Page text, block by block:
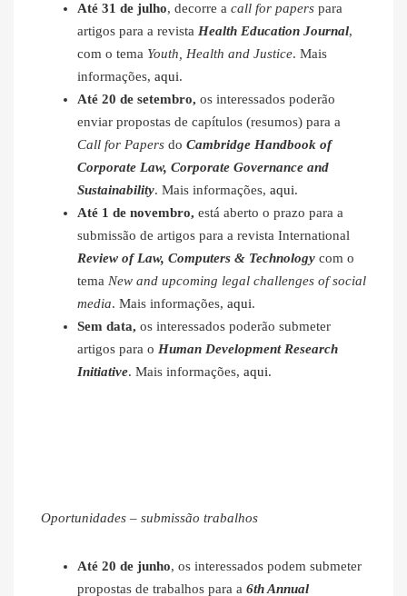
Até 31 de julho, decorre a call for papers para
artigos para a revista Health Education Journal,
com o tema Youth, Health and Justice. Mais
informações, aqui.
Até 20 de setembro, os interessados poderão
enviar propostas de capítulos (resumos) para a
Call for Papers do Cambridge Handbook of
Corporate Law, Corporate Governance and
Sustainability. Mais informações, aqui.
Até 1 de novembro, está aberto o prazo para a
submissão de artigos para a revista International
Review of Law, Computers & Technology com o
tema New and upcoming legal challenges of social
media. Mais informações, aqui.
Sem data, os interessados poderão submeter
artigos para o Human Development Research
Initiative. Mais informações, aqui.
Oportunidades – submissão trabalhos
Até 20 de junho, os interessados podem submeter
propostas de trabalhos para a 6th Annual